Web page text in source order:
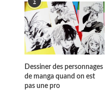
2
Dessiner des personnages
de manga quand on est
pas une pro